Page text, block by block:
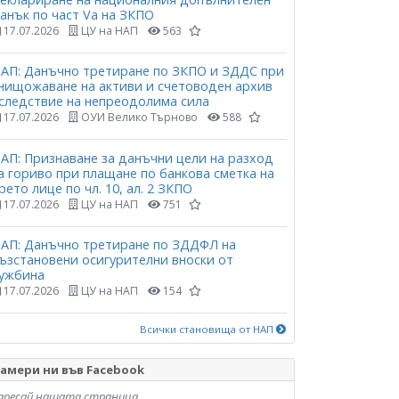
по част Vа на ЗКПО
17.07.2026 ЦУ на НАП 563
Данъчно третиране по ЗКПО и ЗДДС при
на активи и счетоводен архив
на непреодолима сила
17.07.2026 ОУИ Велико Търново 588
Признаване за данъчни цели на разход
гориво при плащане по банкова сметка на
лице по чл. 10, ал. 2 ЗКПО
17.07.2026 ЦУ на НАП 751
Данъчно третиране по ЗДДФЛ на
осигурителни вноски от
17.07.2026 ЦУ на НАП 154
Всички становища от НАП
ни във Facebook